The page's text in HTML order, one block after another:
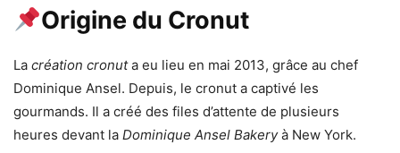
Origine du Cronut
La création cronuta eu lieu en mai 2013, grâce au chef
Dominique Ansel. Depuis, le cronut a captivé les
gourmands. Il a créé des files d’attente de plusieurs
heures devant la Dominique Ansel Bakeryà New York.